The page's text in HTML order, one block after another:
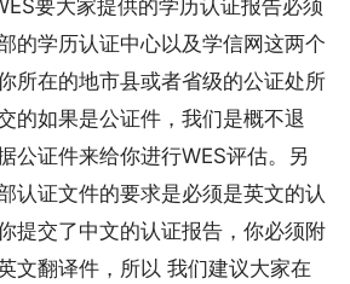
要大家提供的学历认证报告必须
的学历认证中心以及学信网这两个
所在的地市县或者省级的公证处所
的如果是公证件，我们是概不退
公证件来给你进行WES评估。另
认证文件的要求是必须是英文的认
提交了中文的认证报告，你必须附
文翻译件，所以 我们建议大家在